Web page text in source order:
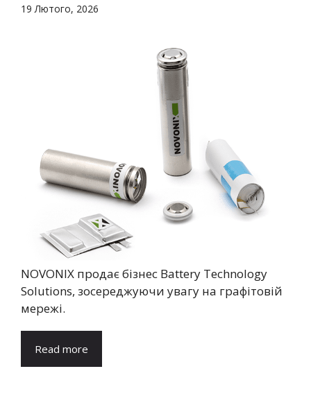
19 Лютого, 2026
NOVONIX продає бізнес Battery Technology
Solutions, зосереджуючи увагу на графітовій
мережі.
Read more